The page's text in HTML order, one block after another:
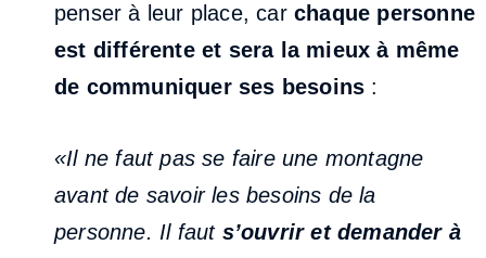
penser à leur place, car chaque personne
est différente et sera la mieux à même
de communiquer ses besoins :
«Il ne faut pas se faire une montagne
avant de savoir les besoins de la
personne. Il faut s’ouvrir et demander à